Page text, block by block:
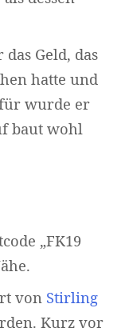
Geld, das
hatte und
wurde er
baut wohl
„FK19
von Stirling
Kurz vor